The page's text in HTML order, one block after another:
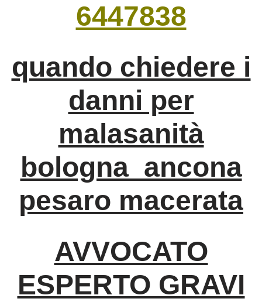
6447838
quando chiedere i
danni per
malasanità
bologna ancona
pesaro macerata
AVVOCATO
ESPERTO GRAVI